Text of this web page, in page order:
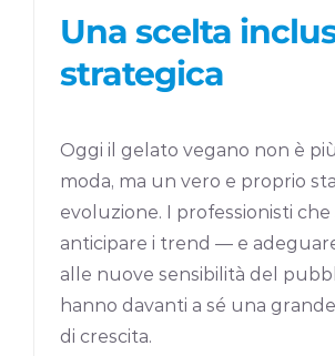
Una scelta
strategica
Oggi il gelato vegano non è
moda, ma un vero e proprio
evoluzione. I professionisti che
anticipare i trend — e
alle nuove sensibilità del
hanno davanti a sé una
di crescita.